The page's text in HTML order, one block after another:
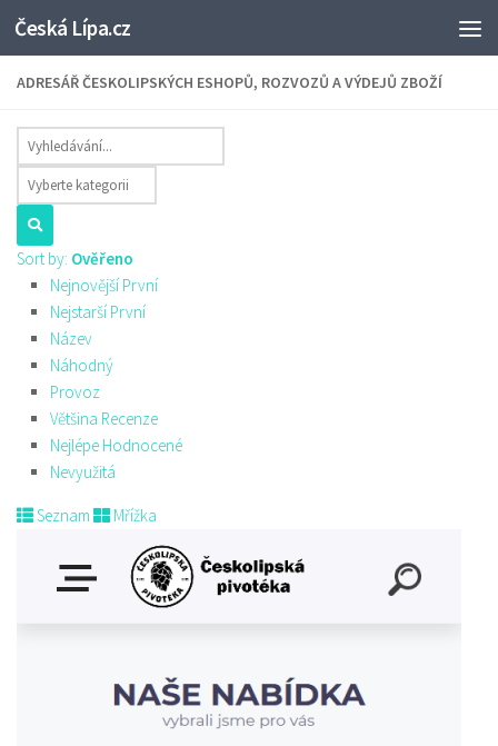
Skip to content
Česká Lípa.cz
ADRESÁŘ ČESKOLIPSKÝCH ESHOPŮ, ROZVOZŮ A VÝDEJŮ ZBOŽÍ
Sort by: Ověřeno
Nejnovější První
Nejstarší První
Název
Náhodný
Provoz
Většina Recenze
Nejlépe Hodnocené
Nevyužitá
Seznam Mřížka